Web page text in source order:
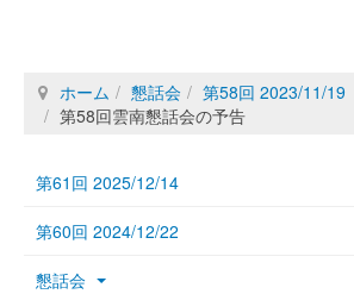
ホーム 懇話会
第58回 2023/11/19
第58回雲南懇話会の予告
第61回 2025/12/14
第60回 2024/12/22
懇話会